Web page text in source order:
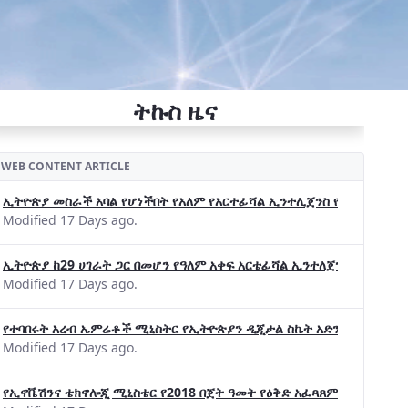
ትኩስ ዜና
WEB CONTENT ARTICLE
ኢትዮጵያ መስራች አባል የሆነችበት የአለም የአርተፊሻል ኢንተሊጀንስ የትብብር
Modified 17 Days ago.
ኢትዮጵያ ከ29 ሀገራት ጋር በመሆን የዓለም አቀፍ አርቴፊሻል ኢንተለጀንስ ትብብር
Modified 17 Days ago.
የተባበሩት አረብ ኤምሬቶች ሚኒስትር የኢትዮጵያን ዲጂታል ስኬት አድንቀዋል
Modified 17 Days ago.
የኢኖቬሽንና ቴክኖሎጂ ሚኒስቴር የ2018 በጀት ዓመት የዕቅድ አፈጻጸምና የቀጣይ